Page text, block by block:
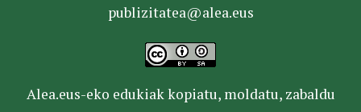
publizitatea@alea.eus
Alea.eus-eko edukiak kopiatu, moldatu, zabaldu